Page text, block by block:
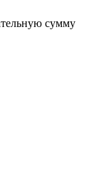
сумму